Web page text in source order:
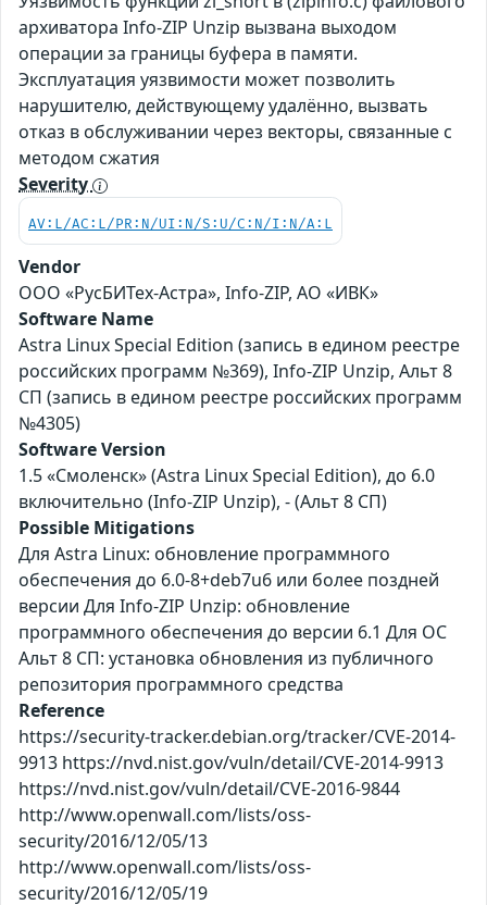
архиватора Info-ZIP Unzip вызвана выходом
операции за границы буфера в памяти.
Эксплуатация уязвимости может позволить
нарушителю, действующему удалённо, вызвать
отказ в обслуживании через векторы, связанные с
методом сжатия
Severity
AV:L/AC:L/PR:N/UI:N/S:U/C:N/I:N/A:L
Vendor
ООО «РусБИТех-Астра», Info-ZIP, АО «ИВК»
Software Name
Astra Linux Special Edition (запись в едином реестре
российских программ №369), Info-ZIP Unzip, Альт 8
СП (запись в едином реестре российских программ
№4305)
Software Version
1.5 «Смоленск» (Astra Linux Special Edition), до 6.0
включительно (Info-ZIP Unzip), - (Альт 8 СП)
Possible Mitigations
Для Astra Linux: обновление программного
обеспечения до 6.0-8+deb7u6 или более поздней
версии Для Info-ZIP Unzip: обновление
программного обеспечения до версии 6.1 Для ОС
Альт 8 СП: установка обновления из публичного
репозитория программного средства
Reference
https://security-tracker.debian.org/tracker/CVE-2014-
9913 https://nvd.nist.gov/vuln/detail/CVE-2014-9913
https://nvd.nist.gov/vuln/detail/CVE-2016-9844
http://www.openwall.com/lists/oss-
security/2016/12/05/13
http://www.openwall.com/lists/oss-
security/2016/12/05/19